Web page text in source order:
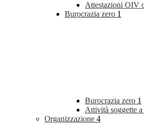
Attestazioni OIV
Burocrazia zero 1
Burocrazia zero 1
Attività soggette
Organizzazione 4